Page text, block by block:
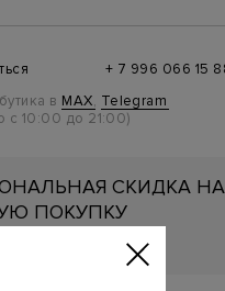
+ 7 996 066 15
в MAX, Telegram
с 10:00 до 21:00)
СКИДКА НА
ПОКУПКУ